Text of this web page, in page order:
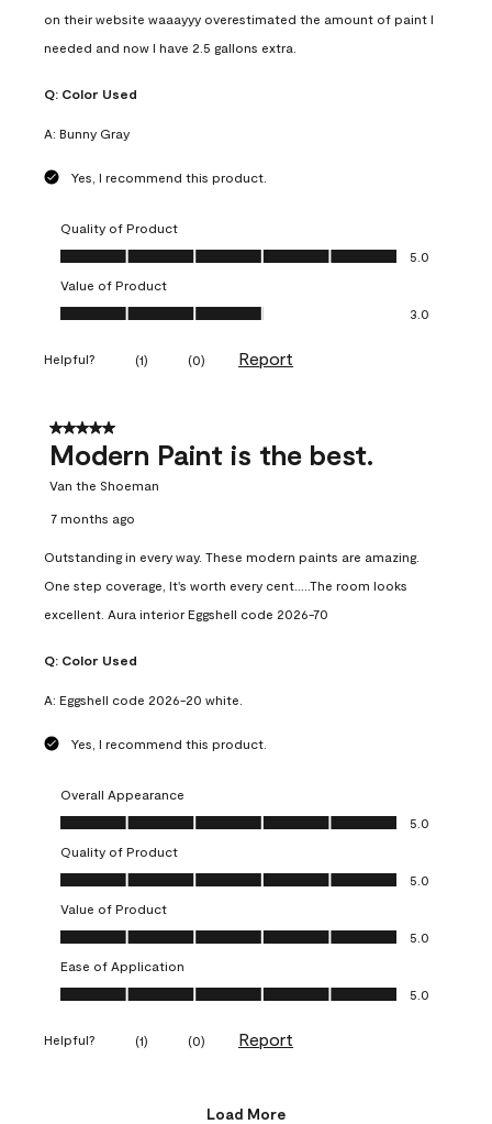
on their website waaayyy overestimated the amount of paint I
needed and now I have 2.5 gallons extra.
Q: Color Used
A: Bunny Gray
Yes, I recommend this product.
Quality of Product
Quality of Product, 5.0 out of 5
5.0
Value of Product
Value of Product, 3.0 out of 5
3.0
Helpful? (1) (0) Report
5 out of 5 stars.
Modern Paint is the best.
Van the Shoeman
7 months ago
Outstanding in every way. These modern paints are amazing.
One step coverage, It's worth every cent.....The room looks
excellent. Aura interior Eggshell code 2026-70
Q: Color Used
A: Eggshell code 2026-20 white.
Yes, I recommend this product.
Overall Appearance
Overall Appearance, 5.0 out of 5
5.0
Quality of Product
Quality of Product, 5.0 out of 5
5.0
Value of Product
Value of Product, 5.0 out of 5
5.0
Ease of Application
Ease of Application, 5.0 out of 5
5.0
Helpful? (1) (0) Report
Load More